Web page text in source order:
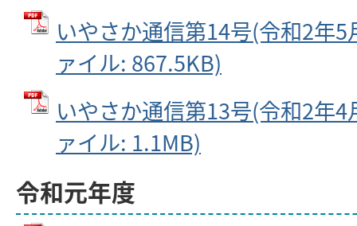
いやさか通信第14号(令和2年5
ァイル: 867.5KB)
いやさか通信第13号(令和2年4
ァイル: 1.1MB)
令和元年度